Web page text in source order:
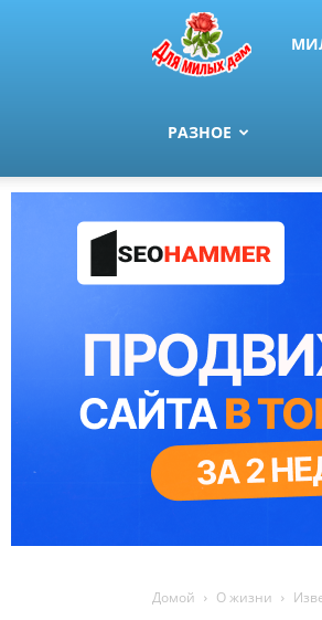
РАЗНОЕ
Домой О жизни